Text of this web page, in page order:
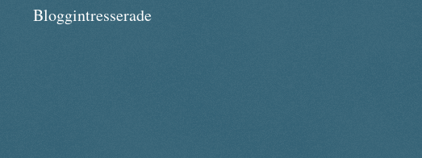
Bloggintresserade